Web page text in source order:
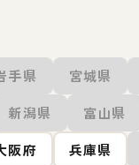
手県 宮城県
新潟県 富山県
阪府 兵庫県